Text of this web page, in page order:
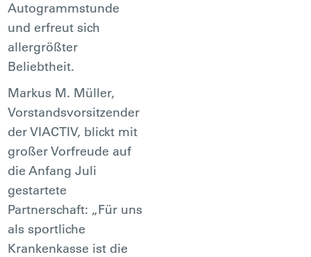
Autogrammstunde
und erfreut sich
allergrößter
Beliebtheit.
Markus M. Müller,
Vorstandsvorsitzender
der VIACTIV, blickt mit
großer Vorfreude auf
die Anfang Juli
gestartete
Partnerschaft: „Für uns
als sportliche
Krankenkasse ist die